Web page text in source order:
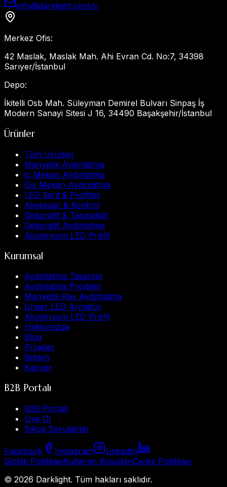
info@darklight.com.tr
Merkez Ofis:
42 Maslak, Maslak Mah. Ahi Evran Cd. No:7, 34398
Sarıyer/İstanbul
Depo:
İkitelli Osb Mah. Süleyman Demirel Bulvarı Sinpaş İş
Modern Sanayi Sitesi J 16, 34490 Başakşehir/İstanbul
Ürünler
Tüm Ürünler
Manyetik Aydınlatma
İç Mekan Aydınlatma
Dış Mekan Aydınlatma
LED Şerit & Profiller
Aksesuar & Kontrol
Dekoratif & Taşınabilir
Dekoratif Aydınlatma
Alüminyum LED Profil
Kurumsal
Aydınlatma Tasarımı
Aydınlatma Projeleri
Manyetik Ray Aydınlatma
Lineer LED Armatür
Alüminyum LED Profil
Hakkımızda
Blog
Projeler
İletişim
Kariyer
B2B Portalı
B2B Portalı
Üye Ol
Sıkça Sorulanlar
Facebook Instagram
LinkedIn
Gizlilik PolitikasıKullanım KoşullarıÇerez Politikası
© 2026 Darklight. Tüm hakları saklıdır.